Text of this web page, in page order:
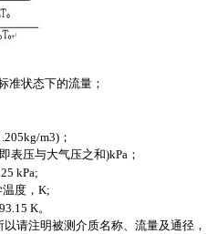
状态下的流量；
m3)；
压与大气压之和)kPa；
kPa;
度，K;
K。
请注明被测介质名称、流量及通径